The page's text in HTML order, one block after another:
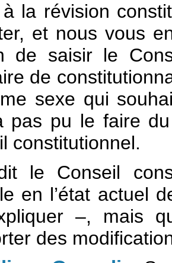
la révision
et nous vous
de saisir le
de
sexe qui
pas pu le faire
constitutionnel.
le Conseil
en l’état actuel
–, mais
des